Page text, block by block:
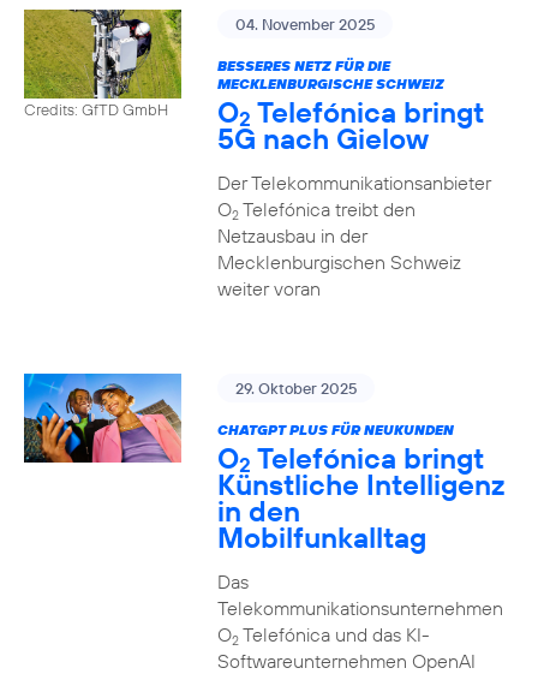
Credits: GfTD GmbH
04. November 2025
BESSERES NETZ FÜR DIE
MECKLENBURGISCHE SCHWEIZ
O2 Telefónica bringt
5G nach Gielow
Der Telekommunikationsanbieter
O2Telefónica treibt den
Netzausbau in der
Mecklenburgischen Schweiz
weiter voran
29. Oktober 2025
CHATGPT PLUS FÜR NEUKUNDEN
O2 Telefónica bringt
Künstliche Intelligenz
in den
Mobilfunkalltag
Das
Telekommunikationsunternehmen
O2Telefónica und das KI-
Softwareunternehmen OpenAI